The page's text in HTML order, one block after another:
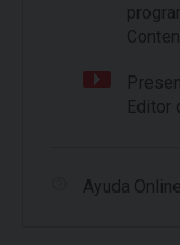
Editor
Ayuda Online